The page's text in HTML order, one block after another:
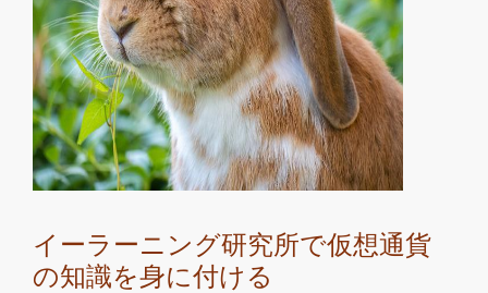
ン
グ
研
究
所
で
仮
通
イーラーニング研究所で仮想通貨
の知識を身に付ける